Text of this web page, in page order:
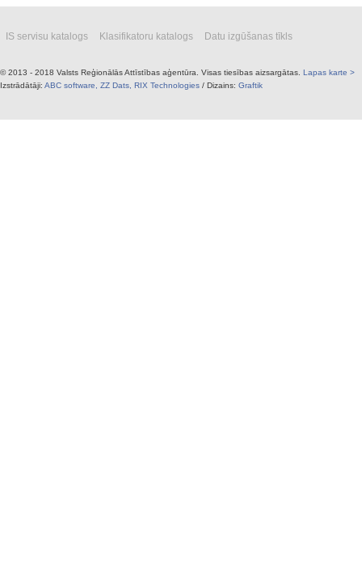
IS servisu katalogs Klasifikatoru katalogs Datu izgūšanas tīkls
© 2013 - 2018 Valsts Reģionālās Attīstības aģentūra. Visas tiesības aizsargātas. Lapas karte >
Izstrādātāji: ABC software, ZZ Dats, RIX Technologies / Dizains: Graftik